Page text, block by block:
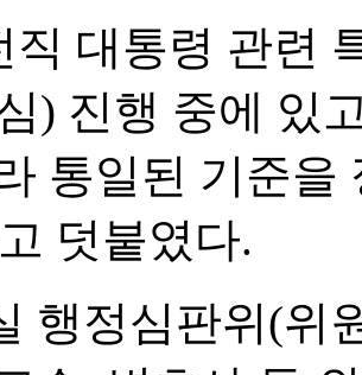
직 대통령 관련
) 진행 중에 있
통일된 기준을
덧붙였다.
행정심판위(위